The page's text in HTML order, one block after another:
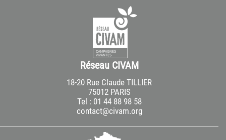
Réseau CIVAM
18-20 Rue Claude TILLIER
75012 PARIS
Tel : 01 44 88 98 58
contact@civam.org